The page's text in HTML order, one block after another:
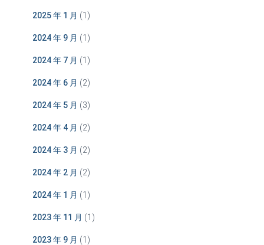
2025 年 1 月 (1)
2024 年 9 月 (1)
2024 年 7 月 (1)
2024 年 6 月 (2)
2024 年 5 月 (3)
2024 年 4 月 (2)
2024 年 3 月 (2)
2024 年 2 月 (2)
2024 年 1 月 (1)
2023 年 11 月 (1)
2023 年 9 月 (1)